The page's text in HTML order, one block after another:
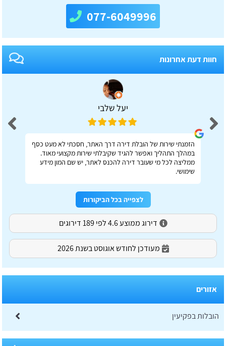
077-6049996
חוות דעת אחרונות
יעל שלבי
הזמנתי שירות של הובלת דירה דרך האתר, חסכתי לא מעט כסף
במהלך התהליך ואפשר להגיד שקיבלתי שירות מקצועי מאוד.
ממליצה לכל מי שעובר דירה להכנס לאתר, יש שם המון מידע
שימושי.
לצפייה בכל הביקורות
דירוג ממוצע 4.6 לפי 189 דירוגים
מעודכן לחודש אוגוסט בשנת 2026
אזורים
הובלות בפקיעין